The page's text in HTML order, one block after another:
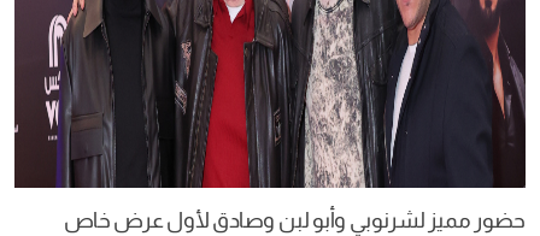
حضور مميز لشرنوبي وأبو لبن وصادق لأول عرض خاص